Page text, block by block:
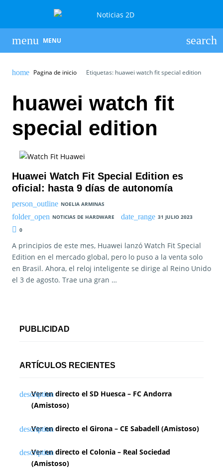
MENU
Pagina de inicio Etiquetas: huawei watch fit special edition
huawei watch fit
special edition
Huawei Watch Fit Special Edition es
oficial: hasta 9 días de autonomía
NOELIA ARMINAS
NOTICIAS DE HARDWARE
31 JULIO 2023
0
A principios de este mes, Huawei lanzó Watch Fit Special
Edition en el mercado global, pero lo puso a la venta solo
en Brasil. Ahora, el reloj inteligente se dirige al Reino Unido
el 3 de agosto. Trae una gran …
PUBLICIDAD
ARTÍCULOS RECIENTES
Ver en directo el SD Huesca – FC Andorra
(Amistoso)
Ver en directo el Girona – CE Sabadell (Amistoso)
Ver en directo el Colonia – Real Sociedad
(Amistoso)